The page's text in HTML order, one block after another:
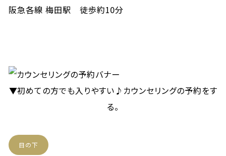
阪急各線 梅田駅 徒歩約10分
▼初めての方でも入りやすい♪カウンセリングの予約をす
る。
目の下